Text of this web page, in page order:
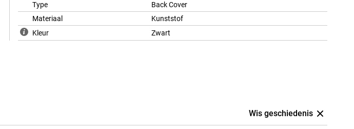
Type
Back Cover
Materiaal
Kunststof
Kleur
Zwart
Wis geschiedenis